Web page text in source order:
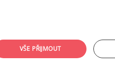
VŠE PŘIJMOUT